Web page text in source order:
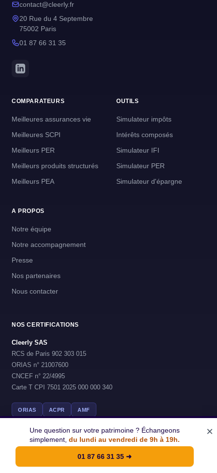
contact@cleerly.fr
20 Rue du 4 Septembre
75002 Paris
01 87 66 31 35
COMPARATEURS
Meilleures assurances vie
Meilleures SCPI
Meilleurs PER
Meilleurs produits structurés
Meilleurs PEA
OUTILS
Simulateur impôts
Intérêts composés
Simulateur IFI
Simulateur PER
Simulateur d'épargne
A PROPOS
Notre équipe
Notre accompagnement
Presse
Nos partenaires
Nous contacter
NOS CERTIFICATIONS
Cleerly SAS
RCS de Paris 902 303 015
ORIAS n° 21007600
CNCEF n° 22/4995
Carte T CPI 7501 2025 000 000 340
ORIAS ACPR AMF
© 2026 Cleerly - Tous droits reserves
Une question sur votre patrimoine ? Échangeons
simplement, du lundi au vendredi de 9h à 19h.
01 87 66 31 35 ➜
×